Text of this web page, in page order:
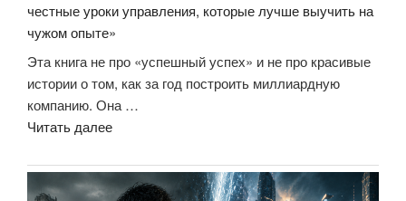
честные уроки управления, которые лучше выучить на
чужом опыте»
Эта книга не про «успешный успех» и не про красивые
истории о том, как за год построить миллиардную
компанию. Она …
Читать далее«Отзыв
книгу
«Шпаргалки